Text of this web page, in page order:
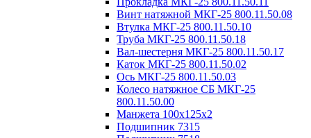
Винт натяжной МКГ-25 800.11.50.08
Втулка МКГ-25 800.11.50.10
Труба МКГ-25 800.11.50.18
Вал-шестерня МКГ-25 800.11.50.17
Каток МКГ-25 800.11.50.02
Ось МКГ-25 800.11.50.03
Колесо натяжное СБ МКГ-25
800.11.50.00
Манжета 100х125х2
Подшипник 7315